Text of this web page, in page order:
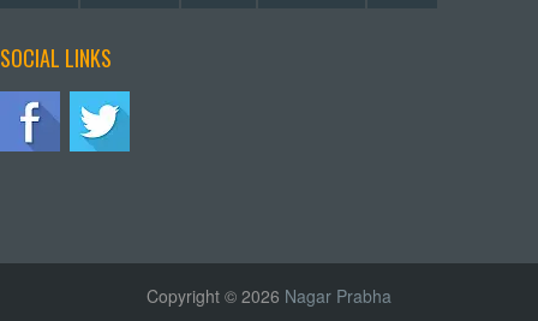
SOCIAL LINKS
Copyright © 2026 Nagar Prabha